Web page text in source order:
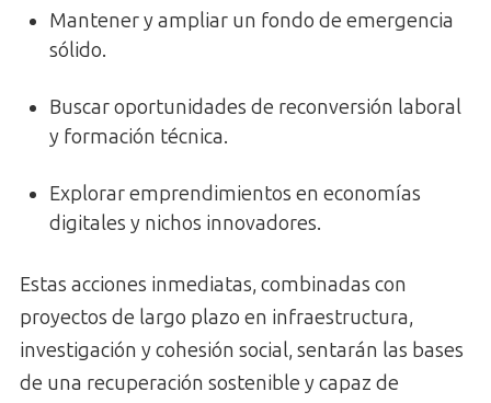
Mantener y ampliar un fondo de emergencia
sólido.
Buscar oportunidades de reconversión laboral
y formación técnica.
Explorar emprendimientos en economías
digitales y nichos innovadores.
Estas acciones inmediatas, combinadas con
proyectos de largo plazo en infraestructura,
investigación y cohesión social, sentarán las bases
de una recuperación sostenible y capaz de